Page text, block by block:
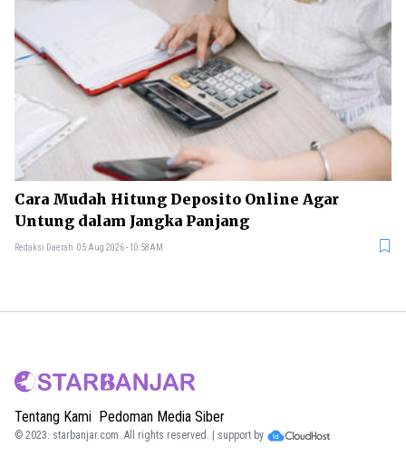
Cara Mudah Hitung Deposito Online Agar
Untung dalam Jangka Panjang
Redaksi Daerah 05 Aug 2026 - 10:58AM
Tentang Kami Pedoman Media Siber
© 2023. starbanjar.com. All rights reserved. | support by